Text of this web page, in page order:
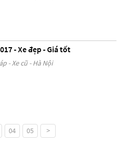
- Xe đẹp - Giá tốt
- Xe cũ - Hà Nội
04 05 >